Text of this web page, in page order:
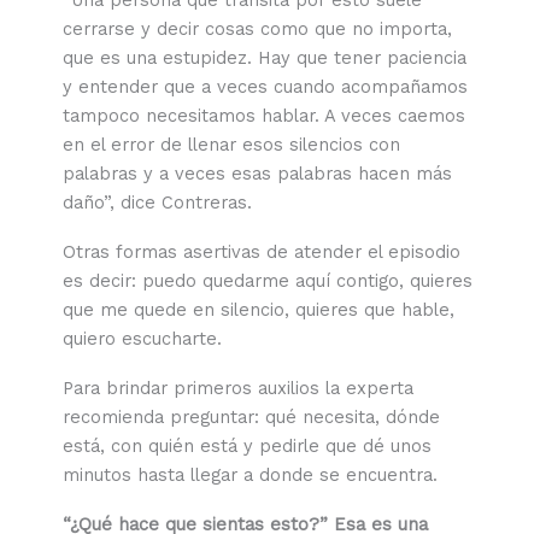
cerrarse y decir cosas como que no importa,
que es una estupidez. Hay que tener paciencia
y entender que a veces cuando acompañamos
tampoco necesitamos hablar. A veces caemos
en el error de llenar esos silencios con
palabras y a veces esas palabras hacen más
daño”, dice Contreras.
Otras formas asertivas de atender el episodio
es decir: puedo quedarme aquí contigo, quieres
que me quede en silencio, quieres que hable,
quiero escucharte.
Para brindar primeros auxilios la experta
recomienda preguntar: qué necesita, dónde
está, con quién está y pedirle que dé unos
minutos hasta llegar a donde se encuentra.
“¿Qué hace que sientas esto?” Esa es una